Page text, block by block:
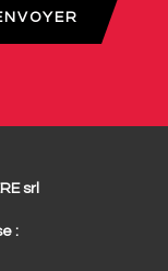
srl
: